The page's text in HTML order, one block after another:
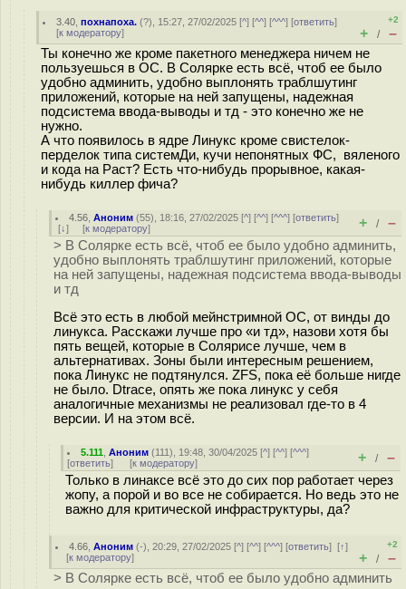
3.40 ,похнапоха. (?), 15:27, 27/02/2025 [^] [^^] [^^^] [ответить]
[к модератору]
+2
+ / –
Ты конечно же кроме пакетного менеджера ничем не
пользуешься в ОС. В Солярке есть всё, чтоб ее было
удобно админить, удобно выплонять траблшутинг
приложений, которые на ней запущены, надежная
подсистема ввода-выводы и тд - это конечно же не
нужно.
А что появилось в ядре Линукс кроме свистелок-
перделок типа системДи, кучи непонятных ФС, вяленого
и кода на Раст? Есть что-нибудь прорывное, какая-
нибудь киллер фича?
4.56 ,Аноним (55), 18:16, 27/02/2025 [^] [^^] [^^^] [ответить]
[↓] [к модератору] + / –
> В Солярке есть всё, чтоб ее было удобно админить,
удобно выплонять траблшутинг приложений, которые
на ней запущены, надежная подсистема ввода-выводы
и тд
Всё это есть в любой мейнстримной ОС, от винды до
линукса. Расскажи лучше про «и тд», назови хотя бы
пять вещей, которые в Солярисе лучше, чем в
альтернативах. Зоны были интересным решением,
пока Линукс не подтянулся. ZFS, пока её больше нигде
не было. Dtrace, опять же пока линукс у себя
аналогичные механизмы не реализовал где-то в 4
версии. И на этом всё.
5.111 ,Аноним (111), 19:48, 30/04/2025 [^] [^^] [^^^]
[ответить] [к модератору] + / –
Только в линаксе всё это до сих пор работает через
жопу, а порой и во все не собирается. Но ведь это не
важно для критической инфраструктуры, да?
4.66 ,Аноним (-), 20:29, 27/02/2025 [^] [^^] [^^^] [ответить][↑]
[к модератору]
+2
+ / –
> В Солярке есть всё, чтоб ее было удобно админить